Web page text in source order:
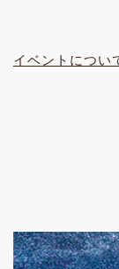
イベントについ